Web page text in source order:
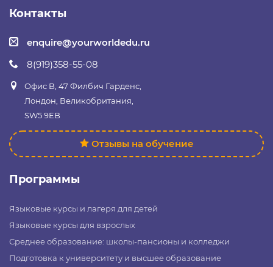
Контакты
enquire@yourworldedu.ru
8(919)358-55-08
Офис B, 47 Филбич Гарденс,
Лондон, Великобритания,
SW5 9EB
Отзывы на обучение
Программы
Языковые курсы и лагеря для детей
Языковые курсы для взрослых
Среднее образование: школы-пансионы и колледжи
Подготовка к университету и высшее образование